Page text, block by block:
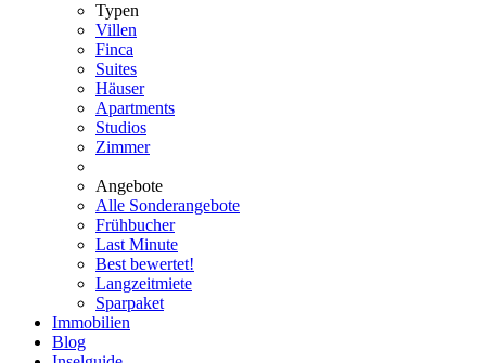
Typen
Villen
Finca
Suites
Häuser
Apartments
Studios
Zimmer
Angebote
Alle Sonderangebote
Frühbucher
Last Minute
Best bewertet!
Langzeitmiete
Sparpaket
Immobilien
Blog